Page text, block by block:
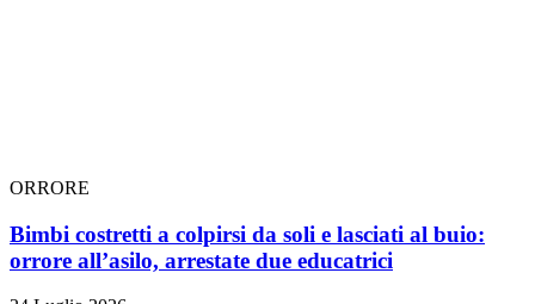
ORRORE
Bimbi costretti a colpirsi da soli e lasciati al buio:
orrore all’asilo, arrestate due educatrici